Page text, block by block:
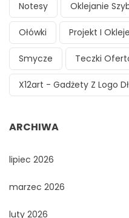
Notesy Oklejanie
Ołówki Projekt I
Smycze Teczki
X12art - Gadżety Z Logo
ARCHIWA
lipiec 2026
marzec 2026
luty 2026